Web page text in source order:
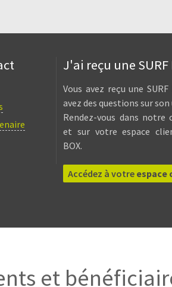
J'ai reçu une SURF
Vous avez reçu une
avez des questions sur
Rendez-vous dans notre
et sur votre espace
BOX.
Accédez à votre espace
et